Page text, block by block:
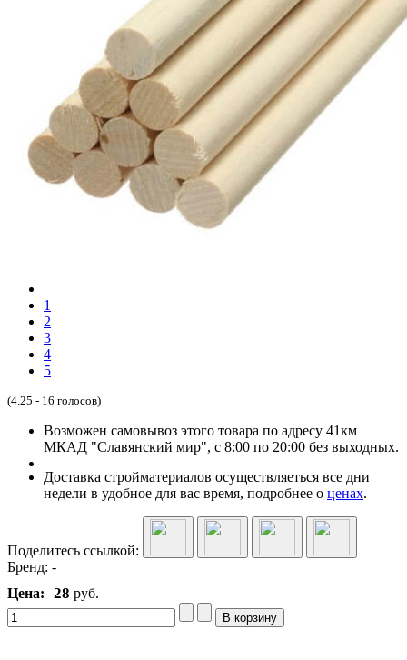
1
2
3
4
5
(4.25 - 16 голосов)
Возможен самовывоз этого товара по адресу 41км
МКАД "Славянский мир", с 8:00 по 20:00 без выходных.
Доставка стройматериалов осуществляеться все дни
недели в удобное для вас время, подробнее о ценах.
Поделитесь ссылкой:
Бренд: -
Цена:
28 руб.